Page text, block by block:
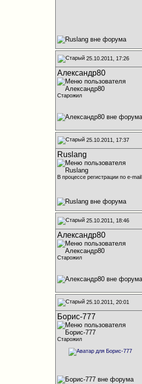
25.10.2011, 17:26
Александр80
Старожил
25.10.2011, 17:37
Ruslang
В процессе регистрации по e-mail
25.10.2011, 18:46
Александр80
Старожил
25.10.2011, 20:01
Борис-777
Старожил